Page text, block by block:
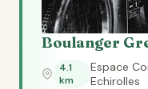
Boulanger
4.1
km
Espace
Echirolles